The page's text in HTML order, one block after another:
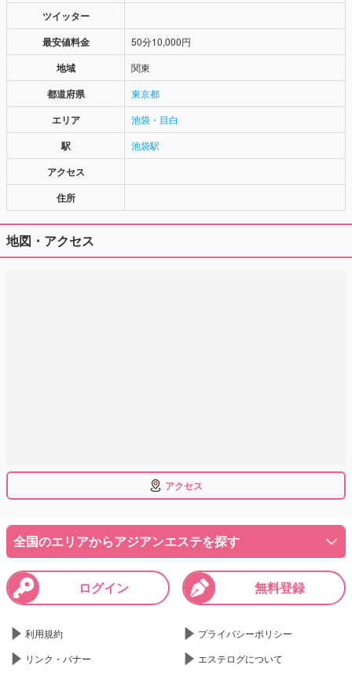
ツイッター
最安値料金
50分10,000円
地域 関東
都道府県 東京都
エリア 池袋・目白
駅 池袋駅
アクセス
住所
地図・アクセス
アクセス
全国のエリアからアジアンエステを探す
ログイン 無料登録
利用規約
プライバシーポリシー
リンク・バナー
エステログについて